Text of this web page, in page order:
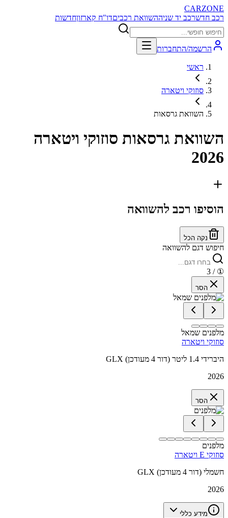
CARZONE
רכב חדשרכב יד שניההשוואת רכביםדו"ח קארזוןחדשות
הרשמה/התחברות
ראשי
סוזוקי ויטארה
השוואת גרסאות
השוואת גרסאות סוזוקי ויטארה
2026
הוסיפו רכב להשוואה
נקה הכל
חיפוש דגם להשוואה
①
/ 3
הסר
מלפנים שמאל
סוזוקי ויטארה
GLX היברידי 1.4 ליטר (דור 4 מעודכן)
2026
הסר
מלפנים
סוזוקי E ויטארה
GLX חשמלי (דור 4 מעודכן)
2026
מידע כללי